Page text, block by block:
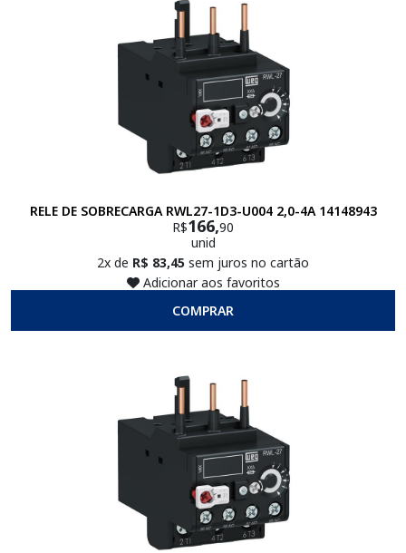
RELE DE SOBRECARGA RWL27-1D3-U004 2,0-4A 14148943
R$166,90
unid
2x de R$ 83,45 sem juros no cartão
Adicionar aos favoritos
COMPRAR